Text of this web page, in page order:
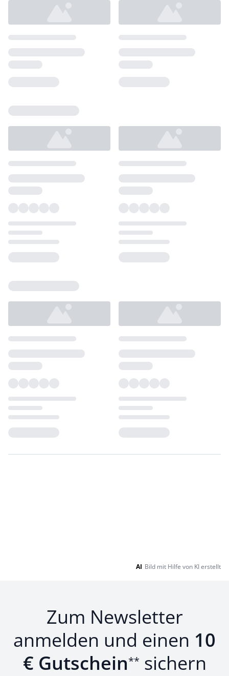
AI Bild mit Hilfe von KI erstellt
Zum Newsletter
anmelden und einen 10
€ Gutschein** sichern